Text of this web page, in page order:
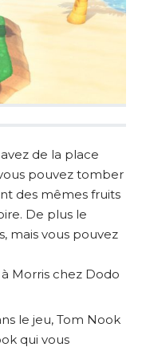
de la place
pouvez tomber
des mêmes fruits
De plus le
mais vous pouvez
Morris chez Dodo
le jeu, Tom Nook
qui vous